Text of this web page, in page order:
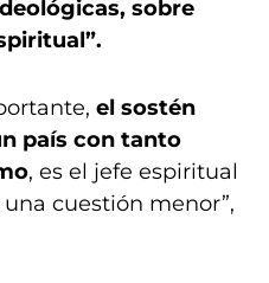
sobre
el sostén
país con tanto
, es el jefe espiritual
cuestión menor”,